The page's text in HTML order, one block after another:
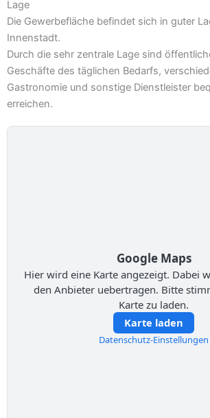
Lage
Die Gewerbefläche befindet sich in guter
Innenstadt.
Durch die sehr zentrale Lage sind
Geschäfte des täglichen Bedarfs,
Gastronomie und sonstige Dienstleister
erreichen.
Google Maps
Hier wird eine Karte angezeigt. Dabei
den Anbieter uebertragen. Bitte
Karte zu laden.
Karte laden
Datenschutz-Einstellungen